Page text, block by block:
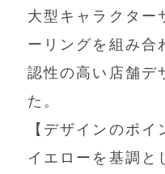
大型キャラクター
ーリングを組み合
認性の高い店舗デ
た。
【デザインのポイ
イエローを基調と